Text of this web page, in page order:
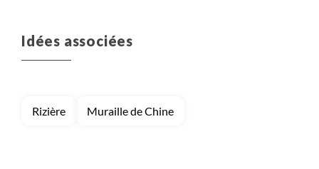
Idées associées
Rizière Muraille de Chine